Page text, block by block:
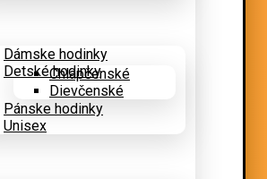
Dámske hodinky
Detské hodinky
Chlapčenské
Dievčenské
Pánske hodinky
Unisex